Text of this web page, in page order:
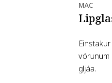
MAC
vörunum
gljáa.